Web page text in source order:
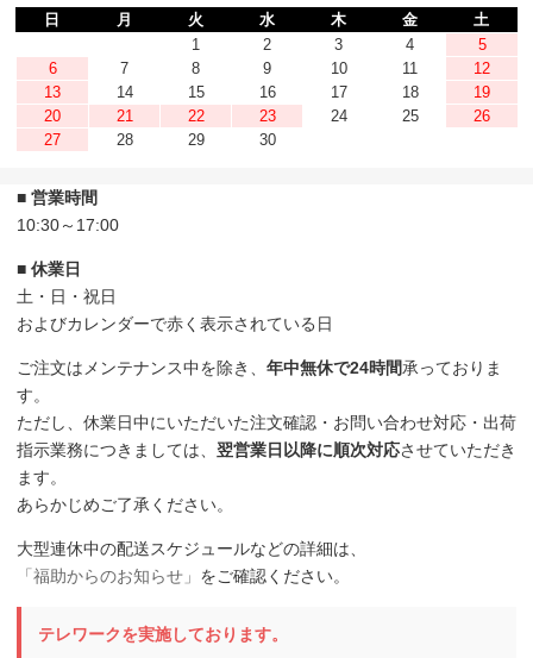
日
月 火 水 木 金
土
1
2 3 4
5
6
7 8 9 10 11
12
13
14 15 16 17 18
19
20
21 22 23 24 25
26
27
28 29 30
■ 営業時間
10:30～17:00
■ 休業日
土・日・祝日
およびカレンダーで赤く表示されている日
ご注文はメンテナンス中を除き、 年中無休で24時間承っておりま
す。
ただし、休業日中にいただいた注文確認・お問い合わせ対応・出荷
指示業務につきましては、 翌営業日以降に順次対応させていただき
ます。
あらかじめご了承ください。
大型連休中の配送スケジュールなどの詳細は、
「福助からのお知らせ」 をご確認ください。
テレワークを実施しております。